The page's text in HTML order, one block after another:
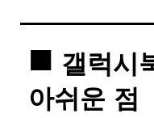
갤럭시
아쉬운 점